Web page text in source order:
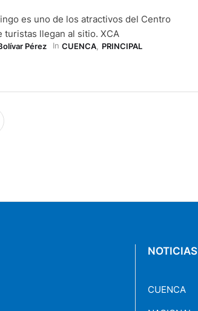
es uno de los atractivos del Centro
turistas llegan al sitio. XCA
Pérez In CUENCA, PRINCIPAL
NOTICIAS
CUENCA